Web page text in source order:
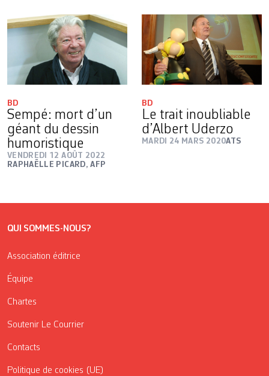
BD
Sempé: mort d’un
géant du dessin
humoristique
VENDREDI 12 AOÛT 2022
RAPHAËLLE PICARD, AFP
BD
Le trait inoubliable
d’Albert Uderzo
MARDI 24 MARS 2020ATS
QUI SOMMES-NOUS?
Association éditrice
Équipe
Chartes
Soutenir Le Courrier
Contacts
Politique de cookies (UE)